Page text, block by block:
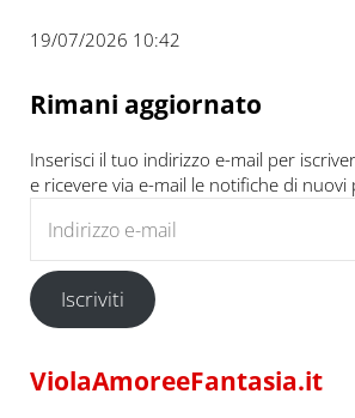
19/07/2026 10:42
Rimani aggiornato
Inserisci il tuo indirizzo e-mail per
e ricevere via e-mail le notifiche di nuovi
Iscriviti
ViolaAmoreeFantasia.it